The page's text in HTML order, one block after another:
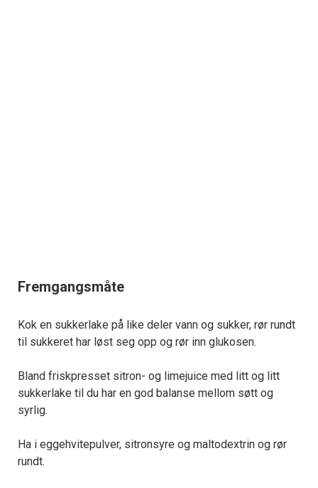
Fremgangsmåte
Kok en sukkerlake på like deler vann og sukker, rør rundt
til sukkeret har løst seg opp og rør inn glukosen.
Bland friskpresset sitron- og limejuice med litt og litt
sukkerlake til du har en god balanse mellom søtt og
syrlig.
Ha i eggehvitepulver, sitronsyre og maltodextrin og rør
rundt.